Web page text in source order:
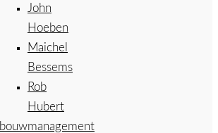
John
Hoeben
Maichel
Bessems
Rob
Hubert
bouwmanagement